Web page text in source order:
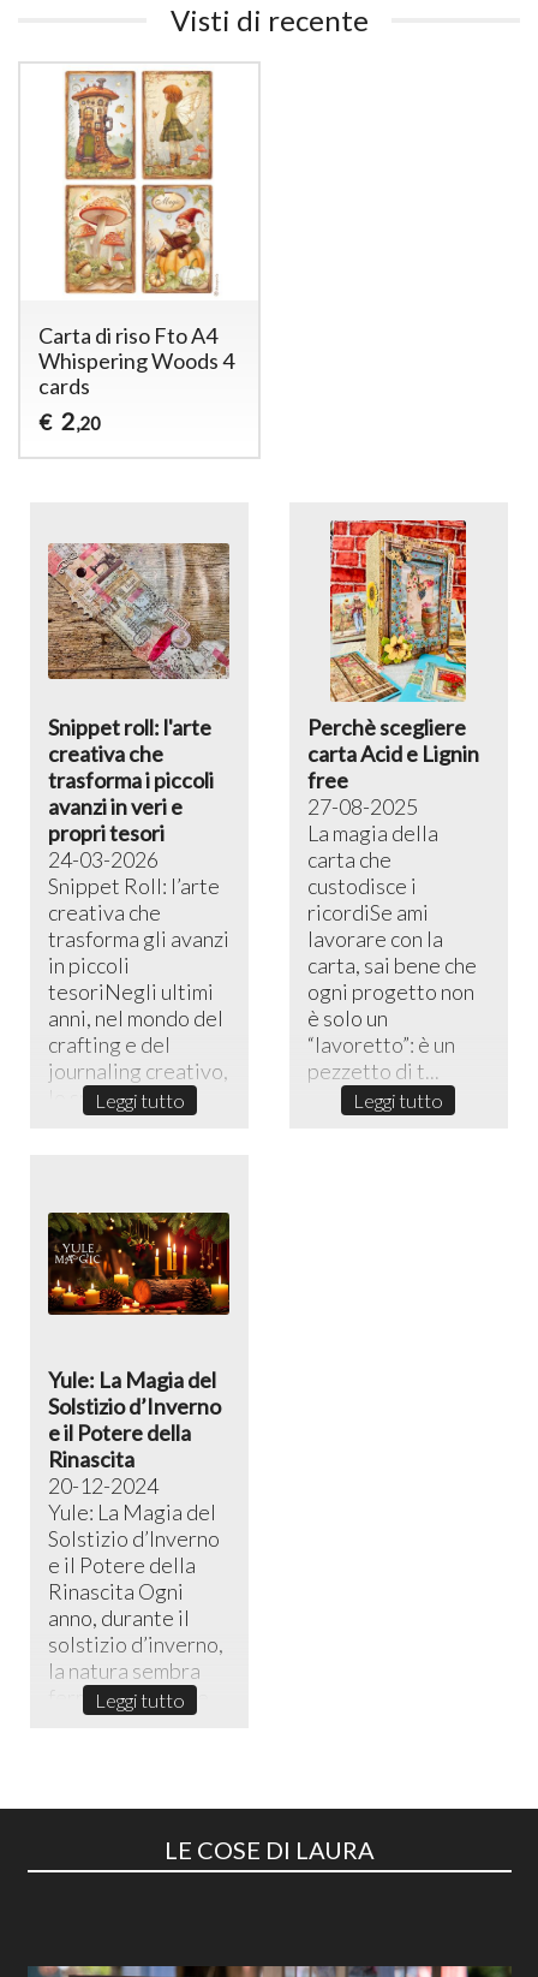
Visti di recente
Carta di riso Fto A4
Whispering Woods 4
cards
€ 2,20
Snippet roll: l'arte
creativa che
trasforma i piccoli
avanzi in veri e
propri tesori
24-03-2026
Snippet Roll: l’arte
creativa che
trasforma gli avanzi
in piccoli
tesoriNegli ultimi
anni, nel mondo del
crafting e del
journaling creativo,
lo sni...Leggi tutto
Perchè scegliere
carta Acid e Lignin
free
27-08-2025
La magia della
carta che
custodisce i
ricordiSe ami
lavorare con la
carta, sai bene che
ogni progetto non
è solo un
“lavoretto”: è un
pezzetto di t...
Leggi tutto
Yule: La Magia del
Solstizio d’Inverno
e il Potere della
Rinascita
20-12-2024
Yule: La Magia del
Solstizio d’Inverno
e il Potere della
Rinascita ​Ogni
anno, durante il
solstizio d’inverno,
la natura sembra
fermarsi in un sile...
Leggi tutto
LE COSE DI LAURA